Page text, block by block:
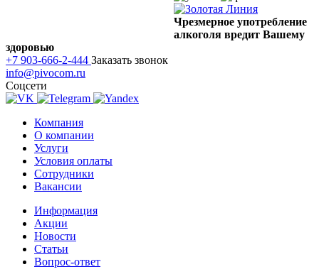
Чрезмерное употребление
алкоголя вредит Вашему
здоровью
+7 903-666-2-444 Заказать звонок
info@pivocom.ru
Соцсети
Компания
О компании
Услуги
Условия оплаты
Сотрудники
Вакансии
Информация
Акции
Новости
Статьи
Вопрос-ответ